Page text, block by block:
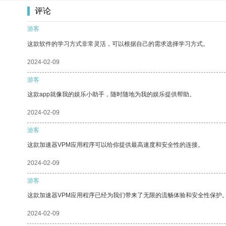
评论
游客
这款软件的学习方式非常灵活，可以根据自己的需求选择学习方式。
2024-02-09
游客
这款app就像我的娱乐小助手，随时随地为我的娱乐提供帮助。
2024-02-09
游客
这款加速器VPM应用程序可以给你提供最高速度和安全性的连接。
2024-02-09
游客
这款加速器VPM应用程序已经为我们带来了无限的流畅体验和安全性保护
2024-02-09